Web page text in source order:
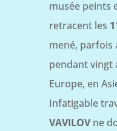
musée peints
retracent les
mené, parfois
pendant vingt
Europe, en
Infatigable
VAVILOVne